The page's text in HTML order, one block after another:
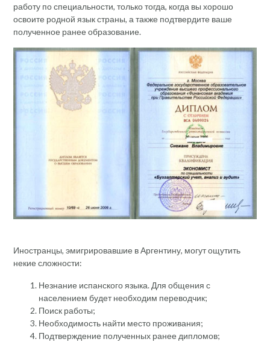
работу по специальности, только тогда, когда вы хорошо
освоите родной язык страны, а также подтвердите ваше
полученное ранее образование.
Иностранцы, эмигрировавшие в Аргентину, могут ощутить
некие сложности:
Незнание испанского языка. Для общения с
населением будет необходим переводчик;
Поиск работы;
Необходимость найти место проживания;
Подтверждение полученных ранее дипломов;